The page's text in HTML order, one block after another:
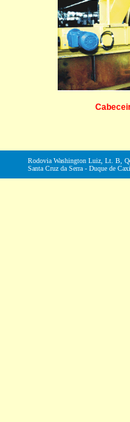
Rodovia Washington Luiz, Lt. B,
Santa Cruz da Serra - Duque de